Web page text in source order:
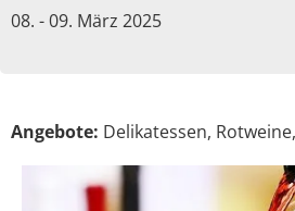
08. - 09. März 2025
Angebote: Delikatessen,